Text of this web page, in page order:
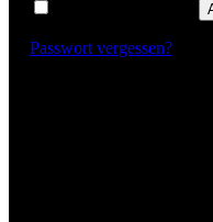
Passwort vergessen?